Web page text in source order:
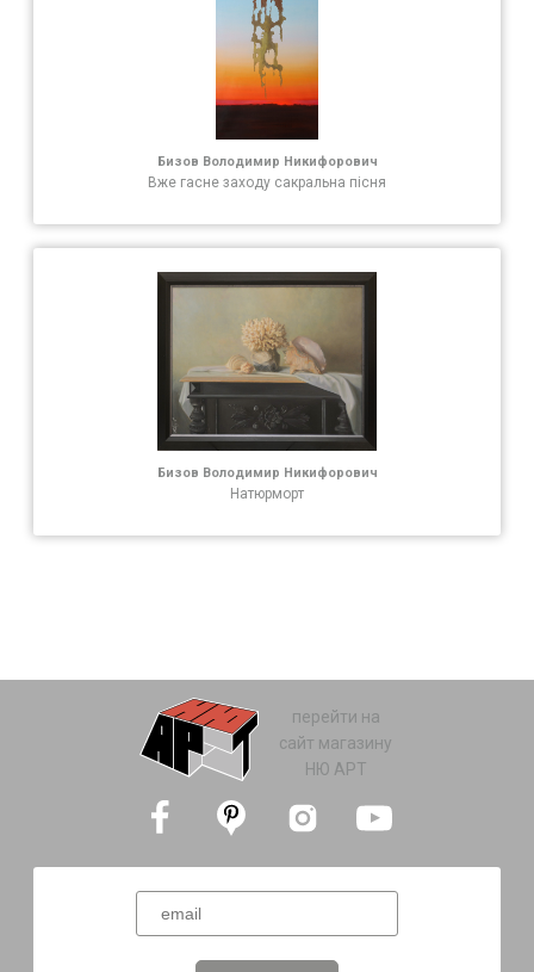
Бизов Володимир Никифорович
Вже гасне заходу сакральна пісня
Бизов Володимир Никифорович
Натюрморт
перейти на
сайт магазину
НЮ АРТ